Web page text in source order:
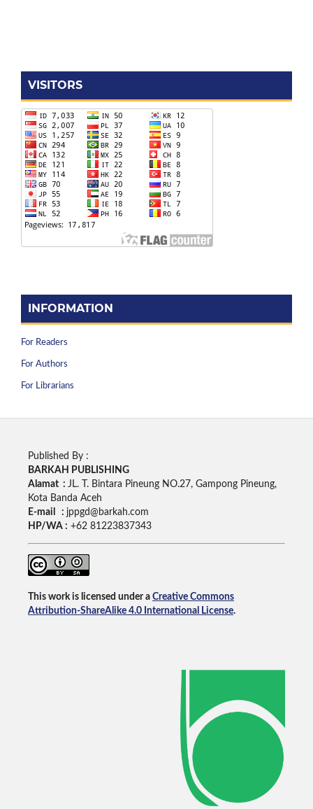
VISITORS
INFORMATION
For Readers
For Authors
For Librarians
Published By :
BARKAH PUBLISHING
Alamat : JL. T. Bintara Pineung NO.27, Gampong Pineung,
Kota Banda Aceh
E-mail : jppgd@barkah.com
HP/WA : +62 81223837343
This work is licensed under a Creative Commons
Attribution-ShareAlike 4.0 International License.